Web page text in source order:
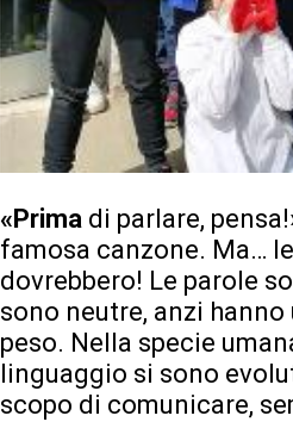
«Prima di parlare,
famosa canzone. Ma…
dovrebbero! Le parole
sono neutre, anzi
peso. Nella specie
linguaggio si sono
scopo di comunicare,